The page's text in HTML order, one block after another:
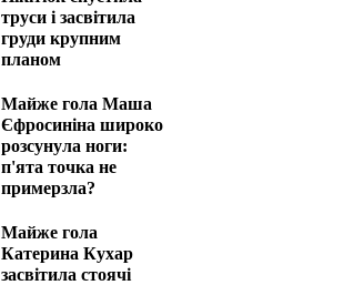
труси і засвітила
груди крупним
планом
Майже гола Маша
Єфросиніна широко
розсунула ноги:
п'ята точка не
примерзла?
Майже гола
Катерина Кухар
засвітила стоячі